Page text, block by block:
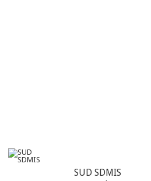
SUD SDMIS